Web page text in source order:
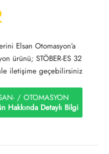
Elsan Otomasyon’a
ürünü; STÖBER-ES 32
iletişime geçebilirsiniz
/ OTOMASYON
Hakkında Detaylı Bilgi